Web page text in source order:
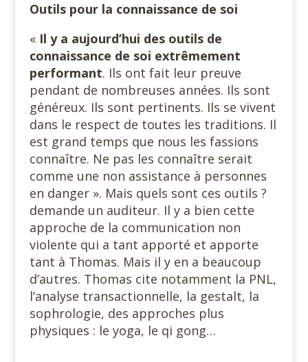
Outils pour la connaissance de soi
« Il y a aujourd’hui des outils de
connaissance de soi extrêmement
performant. Ils ont fait leur preuve
pendant de nombreuses années. Ils sont
généreux. Ils sont pertinents. Ils se vivent
dans le respect de toutes les traditions. Il
est grand temps que nous les fassions
connaître. Ne pas les connaître serait
comme une non assistance à personnes
en danger ». Mais quels sont ces outils ?
demande un auditeur. Il y a bien cette
approche de la communication non
violente qui a tant apporté et apporte
tant à Thomas. Mais il y en a beaucoup
d’autres. Thomas cite notamment la PNL,
l’analyse transactionnelle, la gestalt, la
sophrologie, des approches plus
physiques : le yoga, le qi gong…